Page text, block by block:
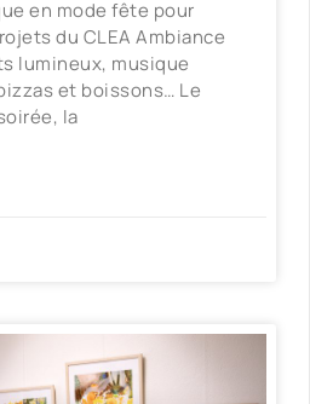
en mode fête pour
du CLEA Ambiance
lumineux, musique
et boissons… Le
la